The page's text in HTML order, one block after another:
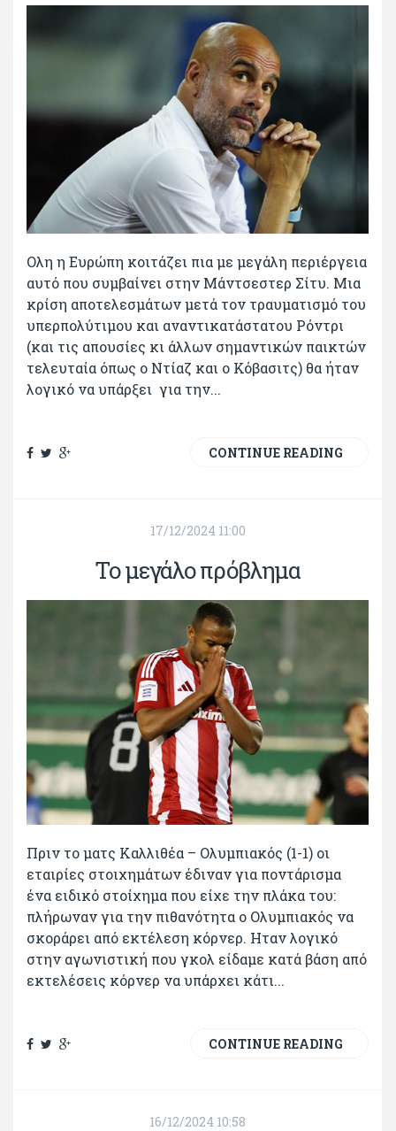
Ολη η Ευρώπη κοιτάζει πια με μεγάλη περιέργεια
αυτό που συμβαίνει στην Μάντσεστερ Σίτυ. Μια
κρίση αποτελεσμάτων μετά τον τραυματισμό του
υπερπολύτιμου και αναντικατάστατου Ρόντρι
(και τις απουσίες κι άλλων σημαντικών παικτών
τελευταία όπως ο Ντίαζ και ο Κόβασιτς) θα ήταν
λογικό να υπάρξει για την...
CONTINUE READING
17/12/2024 11:00
Το μεγάλο πρόβλημα
Πριν το ματς Καλλιθέα – Ολυμπιακός (1-1) οι
εταιρίες στοιχημάτων έδιναν για ποντάρισμα
ένα ειδικό στοίχημα που είχε την πλάκα του:
πλήρωναν για την πιθανότητα ο Ολυμπιακός να
σκοράρει από εκτέλεση κόρνερ. Ηταν λογικό
στην αγωνιστική που γκολ είδαμε κατά βάση από
εκτελέσεις κόρνερ να υπάρχει κάτι...
CONTINUE READING
16/12/2024 10:58